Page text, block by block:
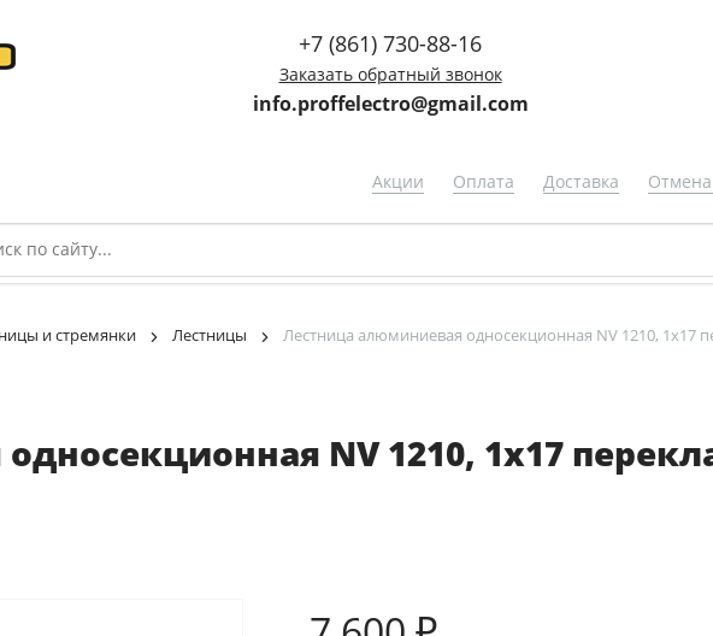
+7 (861) 730-88-16
Заказать обратный звонок
info.proffelectro@gmail.com
Акции Оплата Доставка Отмена
и стремянки Лестницы
Лестница алюминиевая односекционная NV 1210, 1х17
NV 1210, 1х17